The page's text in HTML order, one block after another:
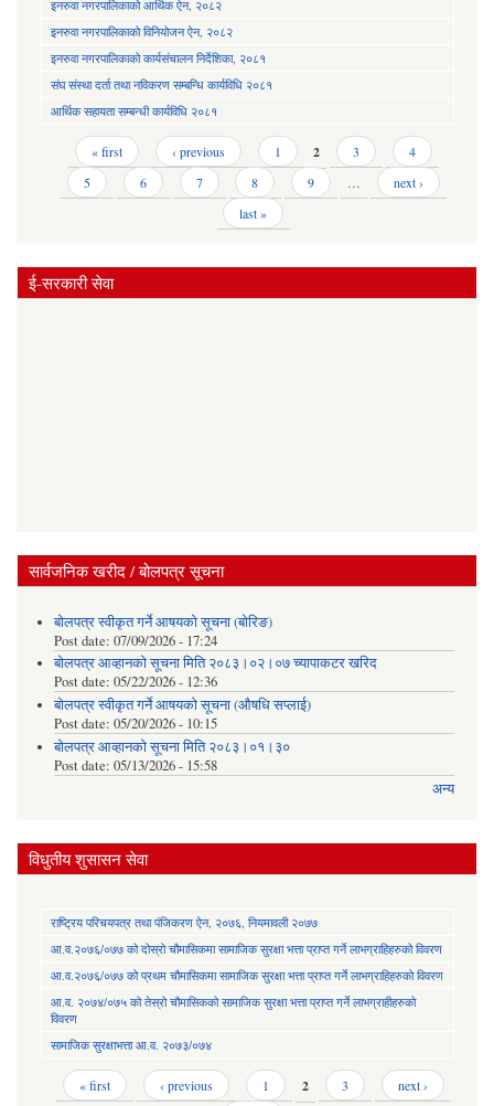
इनरुवा नगरपालिकाको आर्थिक ऐन, २०८२
इनरुवा नगरपालिकाको विनियोजन ऐन, २०८२
इनरुवा नगरपालिकाको कार्यसंचालन निर्देशिका, २०८१
संघ संस्था दर्ता तथा नविकरण सम्बन्धि कार्यविधि २०८१
आर्थिक सहायता सम्बन्धी कार्यविधि २०८१
Pages « first ‹ previous 1 2 3
4
5
6 7 8 9 …
next ›
last »
ई-सरकारी सेवा
सार्वजनिक खरीद / बोलपत्र सूचना
बोलपत्र स्वीकृत गर्ने आषयको सूचना (बोरिङ)
Post date: 07/09/2026 - 17:24
बोलपत्र आव्हानको सूचना मिति २०८३।०२।०७ च्यापाकटर खरिद
Post date: 05/22/2026 - 12:36
बोलपत्र स्वीकृत गर्ने आषयको सूचना (औषधि सप्लाई)
Post date: 05/20/2026 - 10:15
बोलपत्र आव्हानको सूचना मिति २०८३।०१।३०
Post date: 05/13/2026 - 15:58
अन्य
विधुतीय शुसासन सेवा
राष्ट्रिय परिचयपत्र तथा पंजिकरण ऐन, २०७६, नियमावली २०७७
आ.व.२०७६/०७७ को दोस्रो चौमासिकमा सामाजिक सुरक्षा भत्ता प्राप्त गर्ने लाभग्राहिहरुको विवरण
आ.व.२०७६/०७७ को प्रथम चौमासिकमा सामाजिक सुरक्षा भत्ता प्राप्त गर्ने लाभग्राहिहरुको विवरण
आ.व. २०७४/०७५ को तेस्रो चौमासिकको सामाजिक सुरक्षा भत्ता प्राप्त गर्ने लाभग्राहीहरुको
विवरण
सामाजिक सुरक्षाभत्ता आ.व. २०७३/०७४
Pages« first ‹ previous 1 2 3
next ›